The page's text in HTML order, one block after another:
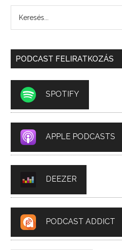
PODCAST FELIRATKOZÁS
SPOTIFY
APPLE PODCASTS
DEEZER
PODCAST ADDICT